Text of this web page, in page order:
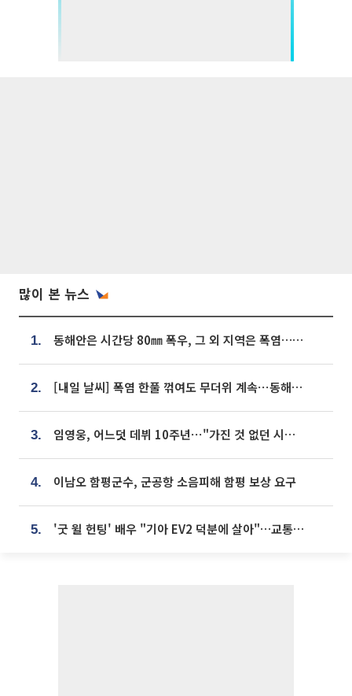
많이 본 뉴스
1. 동해안은 시간당 80㎜ 폭우, 그 외 지역은 폭염…‘극과 극 날씨’
2. [내일 날씨] 폭염 한풀 꺾여도 무더위 계속⋯동해안 이틀 연속 비
3. 임영웅, 어느덧 데뷔 10주년⋯"가진 것 없던 시절, 내 앞엔 20명의 팬뿐"
4. 이남오 함평군수, 군공항 소음피해 함평 보상 요구
5. '굿 윌 헌팅' 배우 "기아 EV2 덕분에 살아"…교통사고 후 안전성 극찬